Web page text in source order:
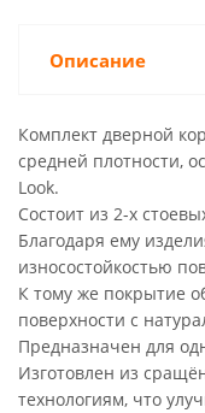
Описание
Комплект дверной
средней плотности,
Look.
Состоит из 2-х
Благодаря ему
износостойкостью
К тому же покрытие
поверхности с
Предназначен для
Изготовлен из
технологиям, что